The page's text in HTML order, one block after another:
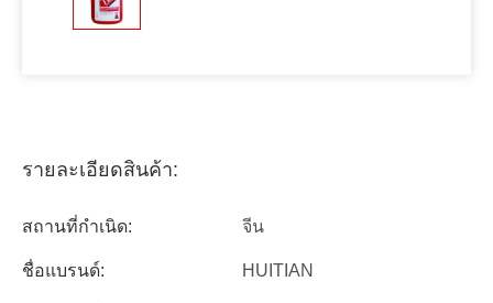
รายละเอียดสินค้า:
สถานที่กำเนิด: จีน
ชื่อแบรนด์: HUITIAN